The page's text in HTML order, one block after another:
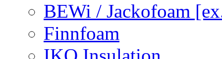
BEWi / Jackofoam
Finnfoam